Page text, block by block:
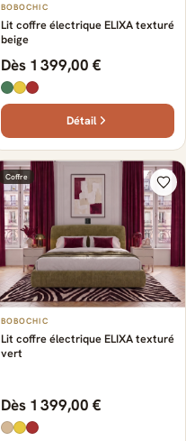
BOBOCHIC
Lit coffre électrique ELIXA texturé
beige
Dès 1 399,00 €
Détail
Coffre
BOBOCHIC
Lit coffre électrique ELIXA texturé
vert
Dès 1 399,00 €